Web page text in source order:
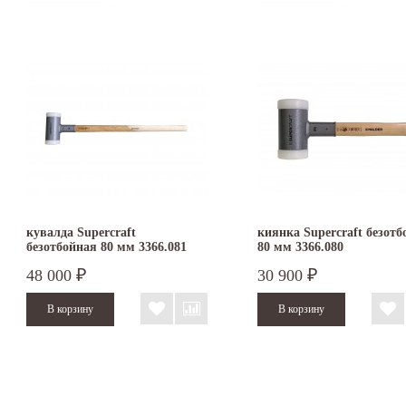
кувалда Supercraft
безотбойная 80 мм 3366.081
48 000 ₽
киянка Supercraft
80 мм 3366.080
30 900 ₽